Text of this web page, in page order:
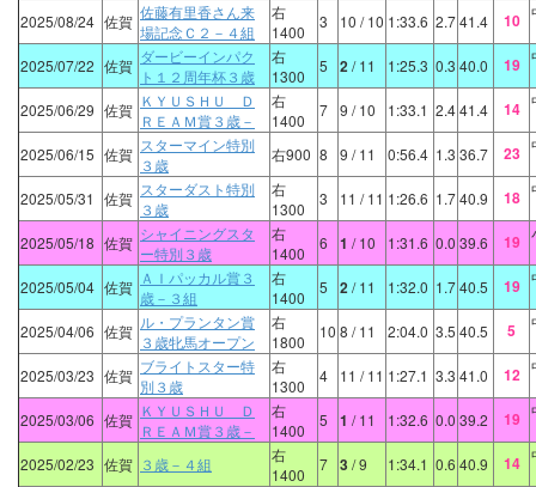
2025/08/24 佐賀 佐藤有里香さん来
場記念Ｃ２－４組
右
1400
3 10 / 10 1:33.6 2.741.4 10
2025/07/22 佐賀 ダービーインパク
ト１２周年杯３歳
右
1300
5 2/ 11 1:25.3 0.3 40.0 19
2025/06/29 佐賀 ＫＹＵＳＨＵ Ｄ
ＲＥＡＭ賞３歳－
右
1400
7 9 / 10 1:33.1 2.441.4 14
2025/06/15 佐賀 スターマイン特別
３歳
右900 8 9 / 11 0:56.4 1.3 36.7 23
2025/05/31 佐賀 スターダスト特別
３歳
右
1300
3 11 / 11 1:26.6 1.740.9 18
2025/05/18 佐賀 シャイニングスタ
ー特別３歳
右
1400
6 1 / 10 1:31.6 0.0 39.6 19
2025/05/04 佐賀 ＡＩパッカル賞３
歳－３組
右
1400
5 2/ 11 1:32.0 1.740.5 19
2025/04/06 佐賀 ル・プランタン賞
３歳牝馬オープン
右
1800
10 8 / 11 2:04.0 3.5 40.5 5
2025/03/23 佐賀 ブライトスター特
別３歳
右
1300
4 11 / 11 1:27.1 3.3 41.0 12
2025/03/06 佐賀 ＫＹＵＳＨＵ Ｄ
ＲＥＡＭ賞３歳－
右
1400
5 1 / 11 1:32.6 0.0 39.2 19
2025/02/23 佐賀 ３歳－４組
右
1400
7 3/ 9 1:34.1 0.6 40.9 14